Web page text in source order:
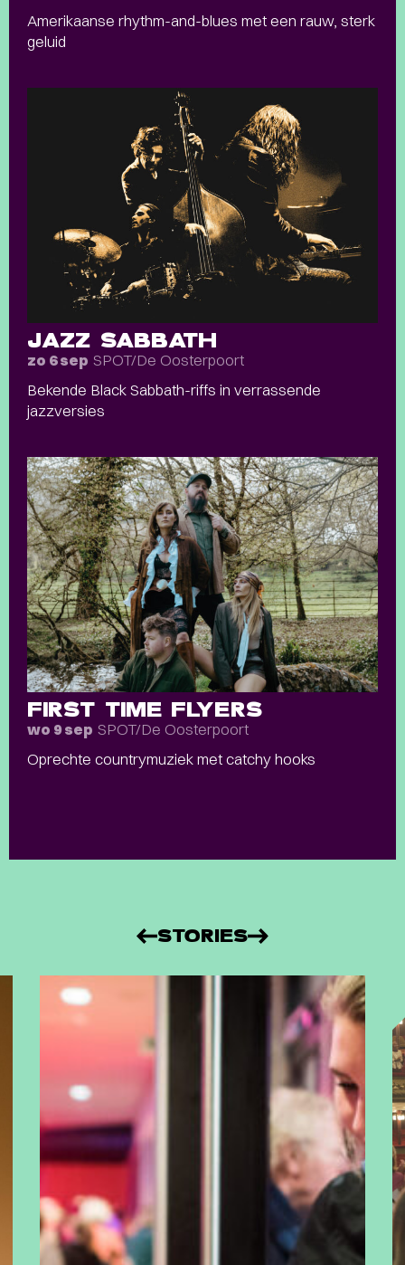
Amerikaanse rhythm-and-blues met een rauw, sterk
geluid
JAZZ SABBATH
zo 6 sep SPOT/De Oosterpoort
Bekende Black Sabbath-riffs in verrassende
jazzversies
FIRST TIME FLYERS
wo 9 sep SPOT/De Oosterpoort
Oprechte countrymuziek met catchy hooks
STORIES